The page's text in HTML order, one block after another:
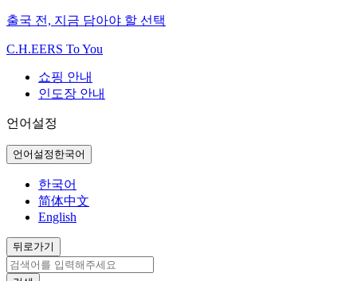
출국 전, 지금 담아야 할 선택
C.H.EERS To You
쇼핑 안내
인도장 안내
언어설정
언어설정 한국어
한국어
简体中文
English
뒤로가기